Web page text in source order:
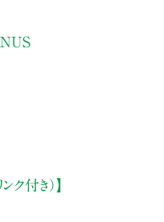
ク付き）】